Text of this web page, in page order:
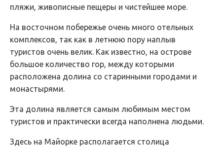
пляжи, живописные пещеры и чистейшее море.
На восточном побережье очень много отельных
комплексов, так как в летнюю пору наплыв
туристов очень велик. Как известно, на острове
большое количество гор, между которыми
расположена долина со старинными городами и
монастырями.
Эта долина является самым любимым местом
туристов и практически всегда наполнена людьми.
Здесь на Майорке располагается столица